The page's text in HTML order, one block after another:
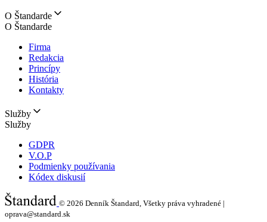
O Štandarde
O Štandarde
Firma
Redakcia
Princípy
História
Kontakty
Služby
Služby
GDPR
V.O.P
Podmienky používania
Kódex diskusií
© 2026 Denník Štandard, Všetky práva vyhradené |
oprava@standard.sk